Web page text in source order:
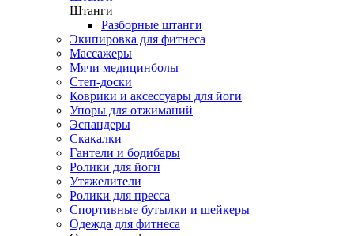
Штанги
Разборные штанги
Экипировка для фитнеса
Массажеры
Мячи медицинболы
Степ-доски
Коврики и аксессуары для йоги
Упоры для отжиманий
Эспандеры
Скакалки
Гантели и бодибары
Ролики для йоги
Утяжелители
Ролики для пресса
Спортивные бутылки и шейкеры
Одежда для фитнеса